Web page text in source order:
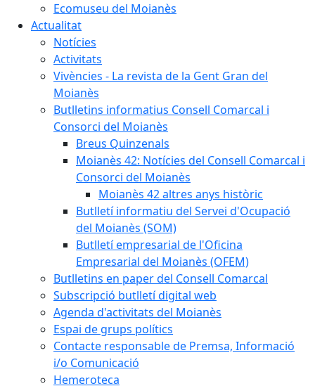
Ecomuseu del Moianès
Actualitat
Notícies
Activitats
Vivències - La revista de la Gent Gran del
Moianès
Butlletins informatius Consell Comarcal i
Consorci del Moianès
Breus Quinzenals
Moianès 42: Notícies del Consell Comarcal i
Consorci del Moianès
Moianès 42 altres anys històric
Butlletí informatiu del Servei d'Ocupació
del Moianès (SOM)
Butlletí empresarial de l'Oficina
Empresarial del Moianès (OFEM)
Butlletins en paper del Consell Comarcal
Subscripció butlletí digital web
Agenda d'activitats del Moianès
Espai de grups polítics
Contacte responsable de Premsa, Informació
i/o Comunicació
Hemeroteca